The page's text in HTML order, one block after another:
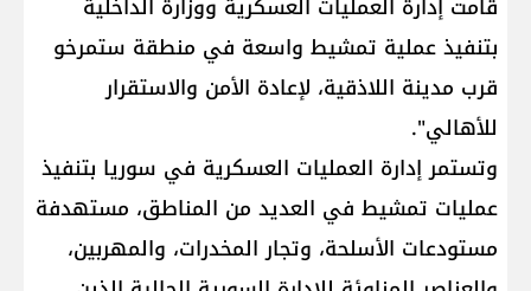
بتنفيذ عملية تمشيط واسعة في منطقة ستمرخو
قرب مدينة اللاذقية، لإعادة الأمن والاستقرار
للأهالي".
وتستمر إدارة العمليات العسكرية في سوريا بتنفيذ
عمليات تمشيط في العديد من المناطق، مستهدفة
مستودعات الأسلحة، وتجار المخدرات، والمهربين،